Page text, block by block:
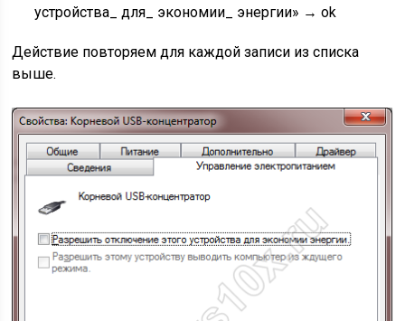
устройства_ для_ экономии_ энергии» → ok
Действие повторяем для каждой записи из списка
выше.